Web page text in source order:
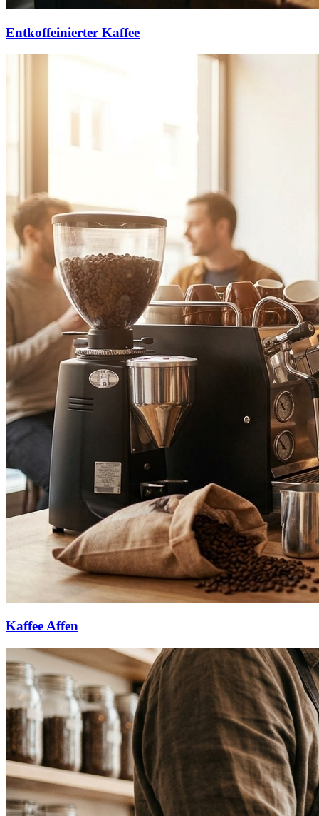
Entkoffeinierter Kaffee
Kaffee Affen